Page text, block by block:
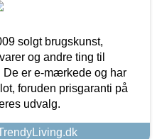
solgt brugskunst,
og andre ting til
De er e-mærkede og har
foruden prisgaranti på
udvalg.